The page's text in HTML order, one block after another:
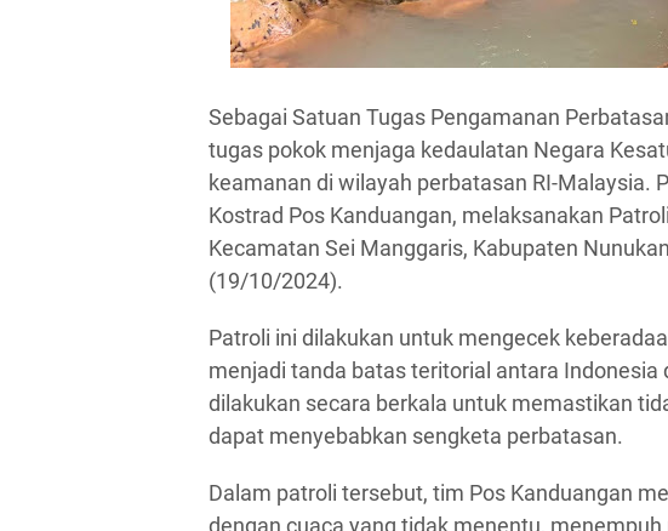
Sebagai Satuan Tugas Pengamanan
tugas pokok menjaga kedaulatan Negara
keamanan di wilayah perbatasan RI-Malaysia.
Kostrad Pos Kanduangan, melaksanakan
Kecamatan Sei Manggaris, Kabupaten
(19/10/2024).
Patroli ini dilakukan untuk mengecek
menjadi tanda batas teritorial antara Indonesia
dilakukan secara berkala untuk memastikan
dapat menyebabkan sengketa perbatasan.
Dalam patroli tersebut, tim Pos Kanduangan
dengan cuaca yang tidak menentu,